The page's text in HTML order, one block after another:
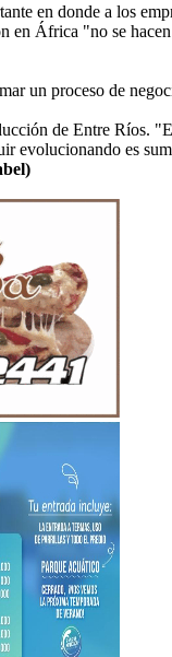
en donde a los
en África "no se
un proceso de
de Entre Ríos.
evolucionando es